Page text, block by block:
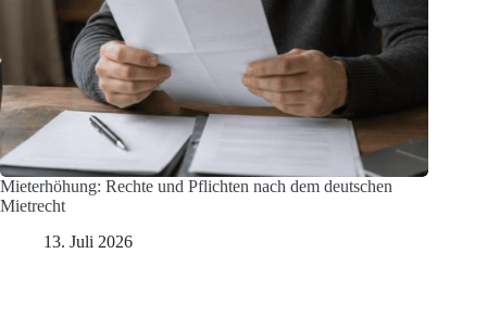
Mieterhöhung: Rechte und Pflichten nach dem deutschen
Mietrecht
13. Juli 2026